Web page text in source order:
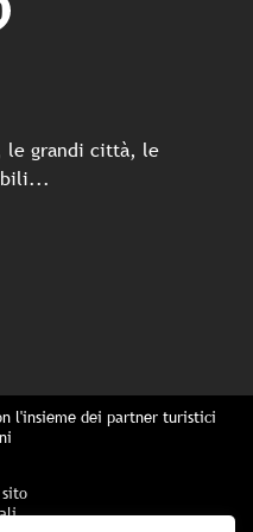
le grandi città, le
l'insieme dei partner turistici
sito